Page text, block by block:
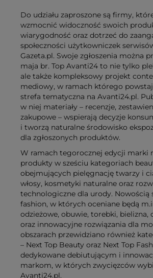
Do udziału zaproszone są firmy,
wzmocnić widoczność swoich
wiarygodność oraz dotrzeć do
społeczności użytkowniczek
Gazeta.pl. Swoje zgłoszenia można
maja br. Top Avanti24 to nie tylko
ale także kompleksowy projekt
mediowy, w ramach którego
strefa tematyczna na Avanti24.pl.
w niej materiały – recenzje,
zakupowe – wspierają decyzje
i tworzą naturalne środowisko
dla zgłoszonych produktów.
W ramach tegorocznej edycji marki
produkty w sześciu kategoriach
obejmujących pielęgnację twarzy i
włosy, kosmetyki naturalne oraz
technologiczne dla urody. Nowością
fashion, w których oceniane będą
odzieżowe, obuwie, torebki, bielizna,
oraz innowacyjne rozwiązania dla
obszarach przewidziano również
– Next Top Beauty oraz Next Top
dedykowane debiutującym i
markom, w których zwycięzców
Avanti24.pl.